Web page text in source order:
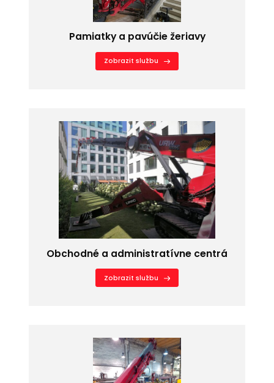
Pamiatky a pavúčie žeriavy
Zobrazit službu
Obchodné a administratívne centrá
Zobrazit službu